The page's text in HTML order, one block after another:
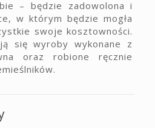
– będzie zadowolona i
w którym będzie mogła
swoje kosztowności.
się wyroby wykonane z
oraz robione ręcznie